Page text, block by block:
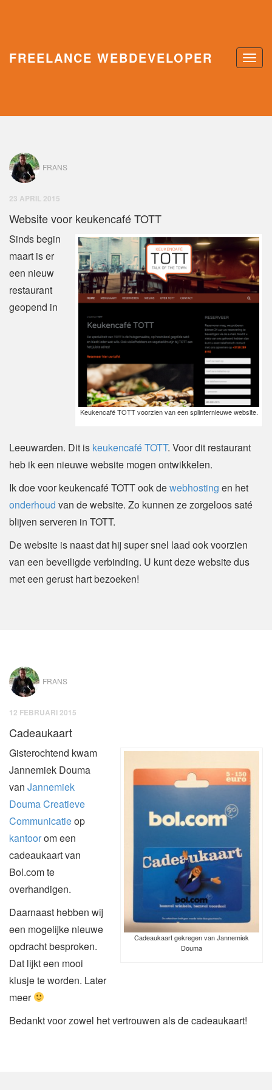
FREELANCE WEBDEVELOPER
FRANS
23 APRIL 2015
Website voor keukencafé TOTT
Keukencafé TOTT voorzien van een splinternieuwe website.
Sinds begin
maart is er
een nieuw
restaurant
geopend in
Leeuwarden. Dit is keukencafé TOTT. Voor dit restaurant
heb ik een nieuwe website mogen ontwikkelen.
Ik doe voor keukencafé TOTT ook dewebhosting en het
onderhoud van de website. Zo kunnen ze zorgeloos saté
blijven serveren in TOTT.
De website is naast dat hij super snel laad ook voorzien
van een beveiligde verbinding. U kunt deze website dus
met een gerust hart bezoeken!
FRANS
12 FEBRUARI 2015
Cadeaukaart
Cadeaukaart gekregen van Jannemiek
Douma
Gisterochtend kwam
Jannemiek Douma
van Jannemiek
Douma Creatieve
Communicatieop
kantoorom een
cadeaukaart van
Bol.com te
overhandigen.
Daarnaast hebben wij
een mogelijke nieuwe
opdracht besproken.
Dat lijkt een mooi
klusje te worden. Later
meer
Bedankt voor zowel het vertrouwen als de cadeaukaart!